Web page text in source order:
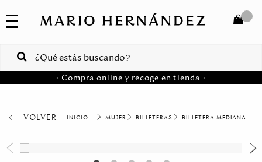
COLECCIONES
VENTAS
CORPORATIVAS COMPRAR
• Compra online y recoge en tienda •
VOLVER MUJER BILLETERAS BILLETERA MEDIANA